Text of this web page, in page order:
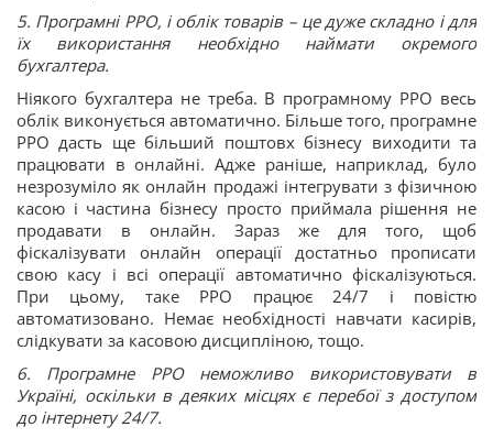
5. Програмні РРО, і облік товарів – це дуже складно і для
їх використання необхідно наймати окремого
бухгалтера.
Ніякого бухгалтера не треба. В програмному РРО весь
облік виконується автоматично. Більше того, програмне
РРО дасть ще більший поштовх бізнесу виходити та
працювати в онлайні. Адже раніше, наприклад, було
незрозуміло як онлайн продажі інтегрувати з фізичною
касою і частина бізнесу просто приймала рішення не
продавати в онлайн. Зараз же для того, щоб
фіскалізувати онлайн операції достатньо прописати
свою касу і всі операції автоматично фіскалізуються.
При цьому, таке РРО працює 24/7 і повістю
автоматизовано. Немає необхідності навчати касирів,
слідкувати за касовою дисципліною, тощо.
6. Програмне РРО неможливо використовувати в
Україні, оскільки в деяких місцях є перебої з доступом
до інтернету 24/7.